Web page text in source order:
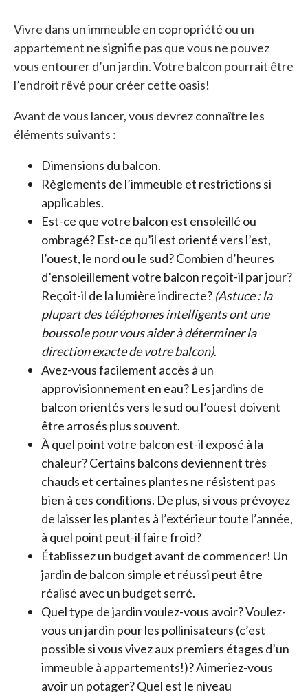
Vivre dans un immeuble en copropriété ou un
appartement ne signifie pas que vous ne pouvez
vous entourer d’un jardin. Votre balcon pourrait être
l’endroit rêvé pour créer cette oasis!
Avant de vous lancer, vous devrez connaître les
éléments suivants :
Dimensions du balcon.
Règlements de l’immeuble et restrictions si
applicables.
Est-ce que votre balcon est ensoleillé ou
ombragé? Est-ce qu’il est orienté vers l’est,
l’ouest, le nord ou le sud? Combien d’heures
d’ensoleillement votre balcon reçoit-il par jour?
Reçoit-il de la lumière indirecte? (Astuce : la
plupart des téléphones intelligents ont une
boussole pour vous aider à déterminer la
direction exacte de votre balcon).
Avez-vous facilement accès à un
approvisionnement en eau? Les jardins de
balcon orientés vers le sud ou l’ouest doivent
être arrosés plus souvent.
À quel point votre balcon est-il exposé à la
chaleur? Certains balcons deviennent très
chauds et certaines plantes ne résistent pas
bien à ces conditions. De plus, si vous prévoyez
de laisser les plantes à l’extérieur toute l’année,
à quel point peut-il faire froid?
Établissez un budget avant de commencer! Un
jardin de balcon simple et réussi peut être
réalisé avec un budget serré.
Quel type de jardin voulez-vous avoir? Voulez-
vous un jardin pour les pollinisateurs (c’est
possible si vous vivez aux premiers étages d’un
immeuble à appartements!)? Aimeriez-vous
avoir un potager? Quel est le niveau